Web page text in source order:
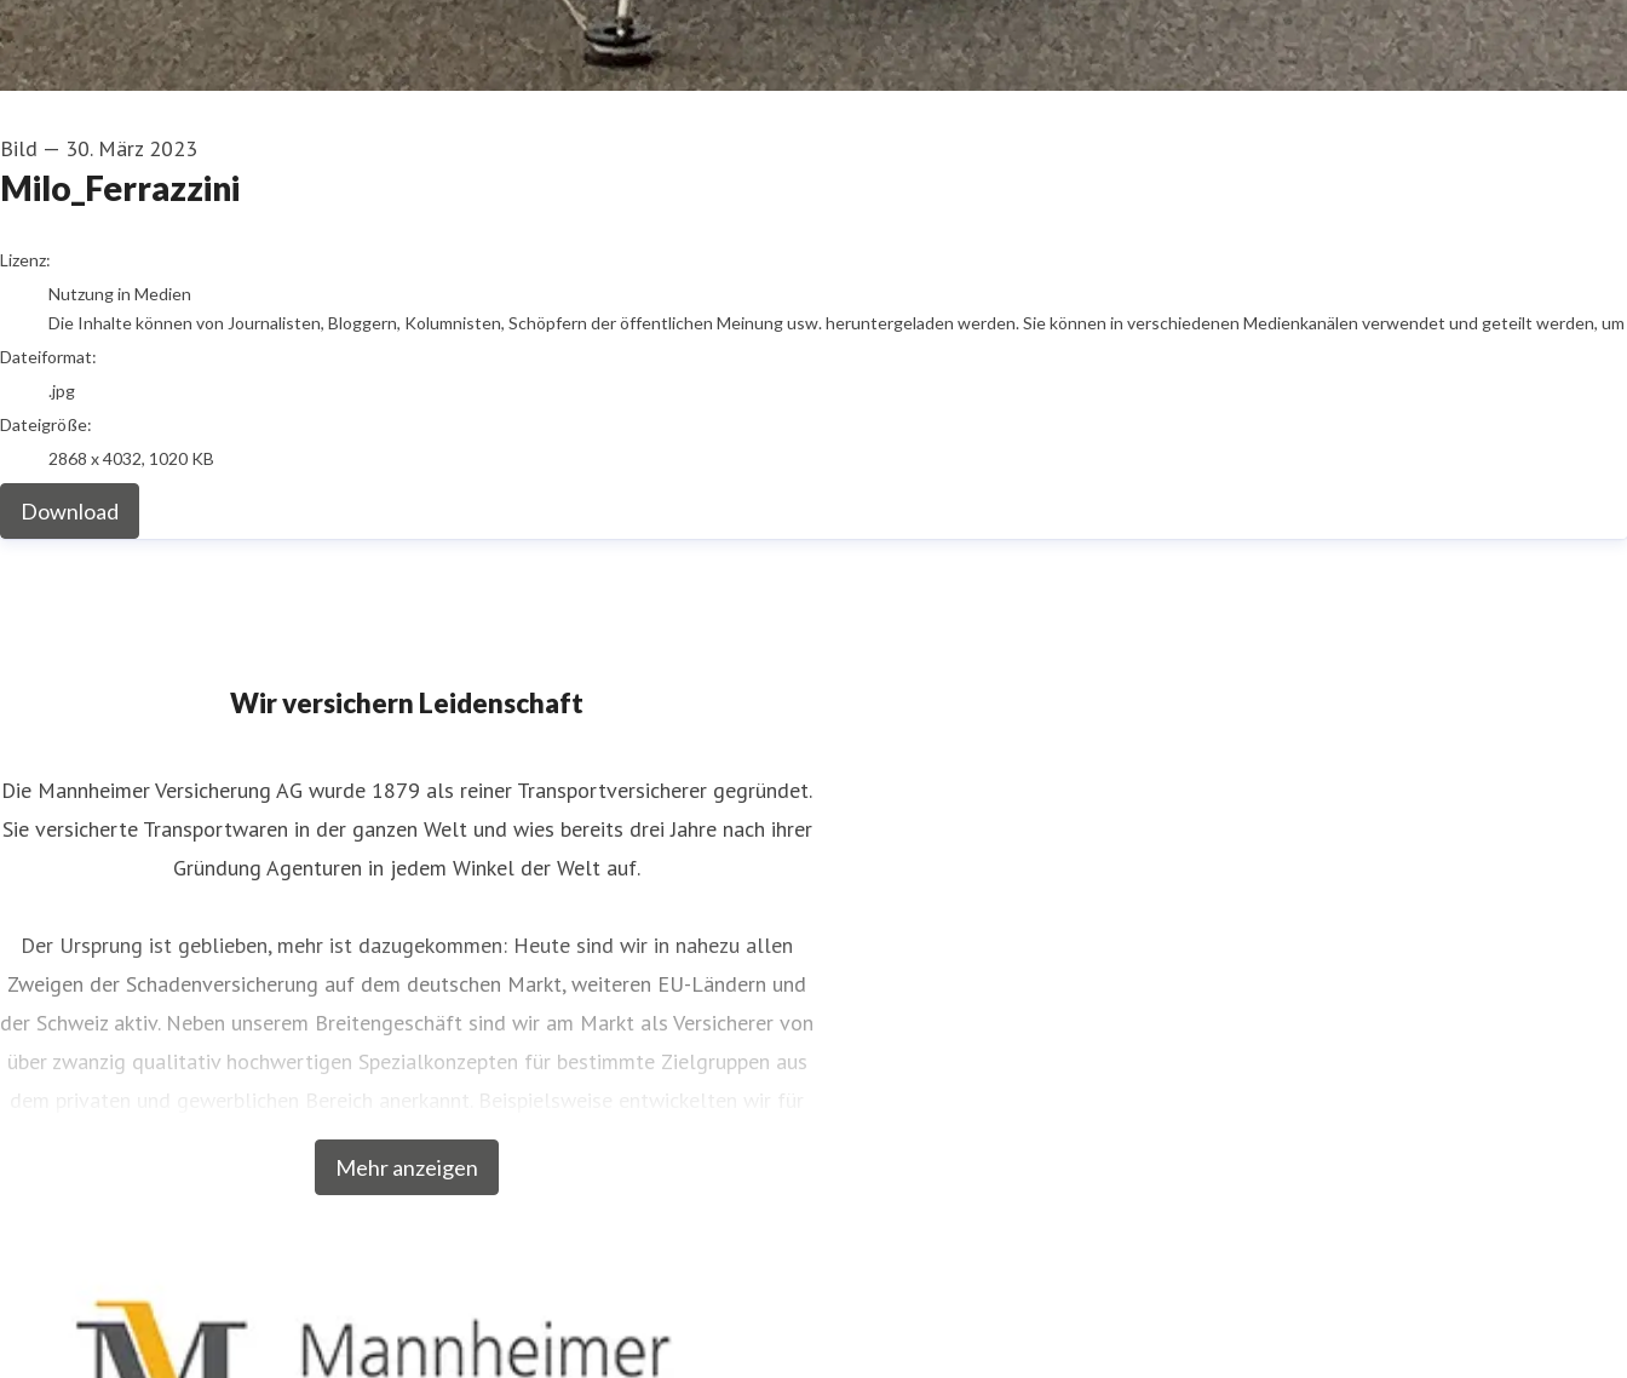
Bild — 30. März 2023
Milo_Ferrazzini
go to media item
Lizenz:
Nutzung in Medien
Die Inhalte können von Journalisten, Bloggern, Kolumnisten, Schöpfern der öffentlichen Meinung usw. heruntergeladen werden. Sie können in verschiedenen Medienkanälen verwendet und geteilt
Dateiformat:
.jpg
Dateigröße:
2868 x 4032, 1020 KB
Download
Wir versichern Leidenschaft
Mehr anzeigen
Die Mannheimer Versicherung AG wurde 1879 als reiner Transportversicherer gegründet.
Sie versicherte Transportwaren in der ganzen Welt und wies bereits drei Jahre nach ihrer
Gründung Agenturen in jedem Winkel der Welt auf.
Der Ursprung ist geblieben, mehr ist dazugekommen: Heute sind wir in nahezu allen
Zweigen der Schadenversicherung auf dem deutschen Markt, weiteren EU-Ländern und
der Schweiz aktiv. Neben unserem Breitengeschäft sind wir am Markt als Versicherer von
über zwanzig qualitativ hochwertigen Spezialkonzepten für bestimmte Zielgruppen aus
dem privaten und gewerblichen Bereich anerkannt. Beispielsweise entwickelten wir für
Musiker, Galeristen und Juweliere komplette Absicherungspakete. Diese tragen
charakteristische Markennamen wie SINFONIMA®, ARTIMA® und VALORIMA®.
Mannheimer als Transportversicherer gut wieder: Gerade, wenn wertvolle Gegenstände
wie Musikinstrumente und Kunst transportiert werden, bestehen besondere Gefahren.
Die Mitarbeiter der Mannheimer bieten dafür nicht nur optimalen Versicherungsschutz,